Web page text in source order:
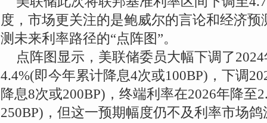
度，市场更关注的是鲍威尔的言论和经济预
测未来利率路径的“点阵图”。
点阵图显示，美联储委员大幅下调了
4.4%(即今年累计降息4次或100BP)，下调
降息8次或200BP)，终端利率在2026年降至
250BP)，但这一预期幅度仍不及利率市场